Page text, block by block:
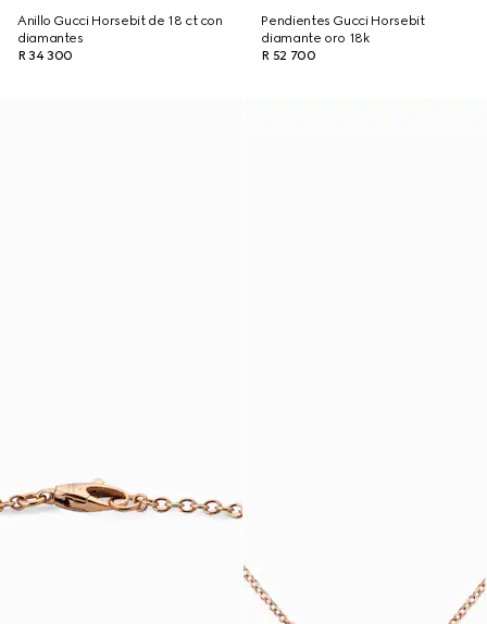
Anillo Gucci Horsebit de 18 ct con
diamantes
R 34 300
Pendientes Gucci Horsebit
diamante oro 18k
R 52 700